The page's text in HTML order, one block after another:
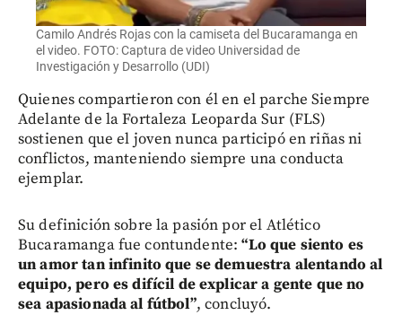
Camilo Andrés Rojas con la camiseta del Bucaramanga en
el video. FOTO: Captura de video Universidad de
Investigación y Desarrollo (UDI)
Quienes compartieron con él en el parche Siempre
Adelante de la Fortaleza Leoparda Sur (FLS)
sostienen que el joven nunca participó en riñas ni
conflictos, manteniendo siempre una conducta
ejemplar.
Su definición sobre la pasión por el Atlético
Bucaramanga fue contundente: “Lo que siento es
un amor tan infinito que se demuestra alentando al
equipo, pero es difícil de explicar a gente que no
sea apasionada al fútbol”, concluyó.